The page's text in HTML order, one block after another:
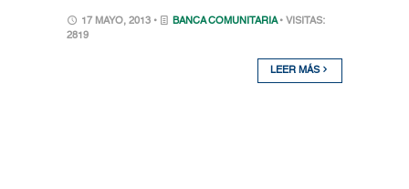
17 MAYO, 2013 • BANCA COMUNITARIA • VISITAS:
2819
LEER MÁS